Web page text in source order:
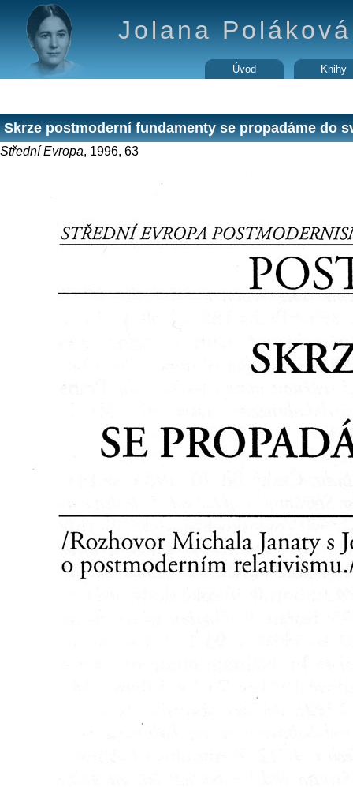
Jolana
Úvod Knihy
Skrze postmoderní fundamenty se propadáme do
Střední Evropa, 1996, 63